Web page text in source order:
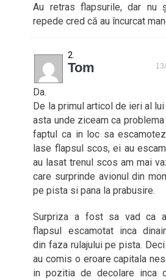
Au retras flapsurile, dar nu
repede cred că au încurcat
Tom
Da.
De la primul articol de ieri al
asta unde ziceam ca
faptul ca in loc sa
lase flapsul scos, ei au
au lasat trenul scos am mai
care surprinde avionul din
pe pista si pana la prabusire.
Surpriza a fost sa vad ca
flapsul escamotat inca
din faza rulajului pe pista.
au comis o eroare capitala
in pozitia de decolare inca